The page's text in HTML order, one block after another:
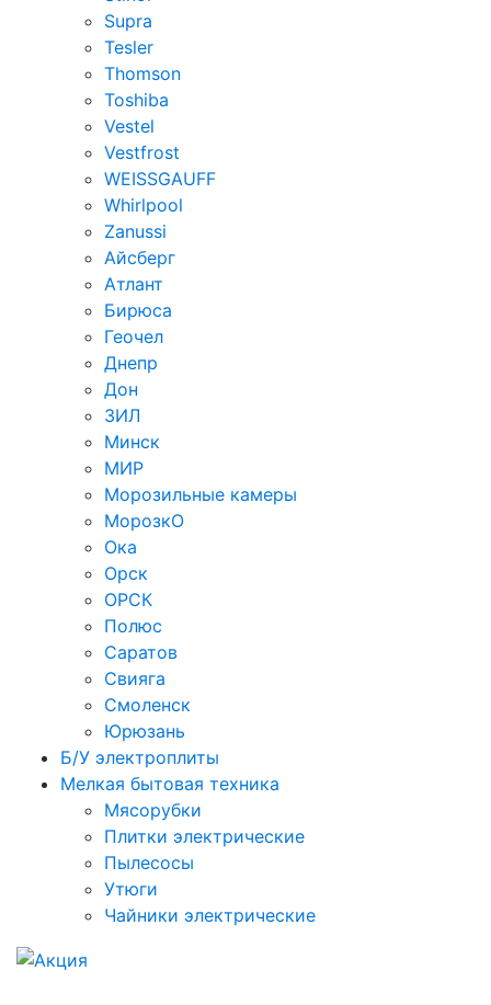
Supra
Tesler
Thomson
Toshiba
Vestel
Vestfrost
WEISSGAUFF
Whirlpool
Zanussi
Айсберг
Атлант
Бирюса
Геочел
Днепр
Дон
ЗИЛ
Минск
МИР
Морозильные камеры
МорозкО
Ока
Орск
ОРСК
Полюс
Саратов
Свияга
Смоленск
Юрюзань
Б/У электроплиты
Мелкая бытовая техника
Мясорубки
Плитки электрические
Пылесосы
Утюги
Чайники электрические